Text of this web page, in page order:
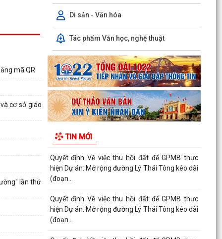
mã QR
cơ sở giáo
lần thứ
Di sản - Văn hóa
Tác phẩm Văn học, nghệ thuật
TIN MỚI
hiện Dự án: Mở rộng đường Lý Thái Tông kéo dài
(đoạn...
Quyết định Về việc thu hồi đất để GPMB thực
(đoạn...
Quyết định Về việc thu hồi đất để GPMB thực
hiện Dự án: Mở rộng đường Lý Thái Tông kéo dài
(đoạn...
Quyết định Về việc thu hồi đất để GPMB thực
(đoạn...
Quyết định Về việc thu hồi đất để GPMB thực
hiện Dự án: Mở rộng đường Lý Thái Tông kéo dài
(đoạn...
Quyết định Về việc thu hồi đất để GPMB thực
hiện Dự án: Mở rộng đường Lý Thái Tông kéo dài
(đoạn...